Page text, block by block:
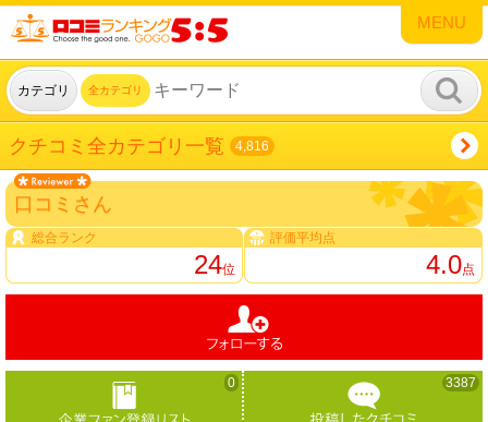
MENU
カテゴリ 全カテゴリ
クチコミ全カテゴリ一覧 4,816
口コミさん
総合ランク
24位
評価平均点
4.0点
0 3387